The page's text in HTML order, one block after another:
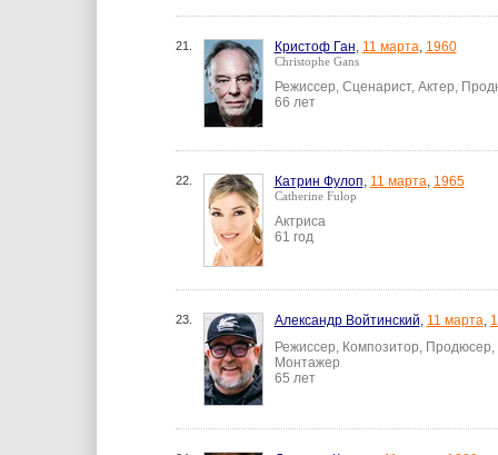
21. Кристоф Ган, 11 марта, 1960
Christophe Gans
Режиссер, Сценарист, Актер,
66 лет
22. Катрин Фулоп, 11 марта, 1965
Catherine Fulop
Актриса
61 год
23. Александр Войтинский, 11 марта,
Режиссер, Композитор, Продюсер,
Монтажер
65 лет